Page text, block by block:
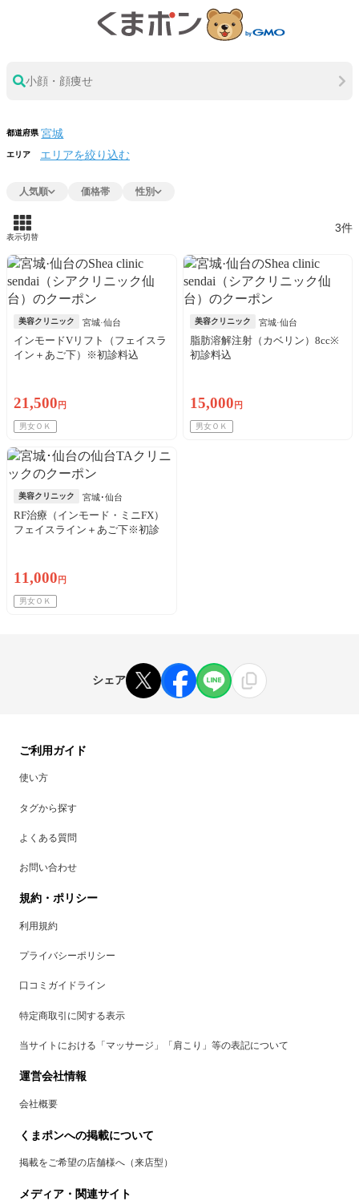
小顔・顔痩せ
都道府県
エリア エリアを絞り込む
人気順 価格帯 性別
表示切替
3件
美容クリニック 宮城·仙台
インモードVリフト（フェイスラ
イン＋あご下）※初診料込
21,500 円
男女ＯＫ
美容クリニック 宮城·仙台
脂肪溶解注射（カベリン）8cc※
初診料込
15,000 円
男女ＯＫ
美容クリニック 宮城･仙台
RF治療（インモード・ミニFX）
フェイスライン＋あご下※初診
11,000 円
男女ＯＫ
シェア
ご利用ガイド
使い方
タグから探す
よくある質問
お問い合わせ
規約・ポリシー
利用規約
プライバシーポリシー
口コミガイドライン
特定商取引に関する表示
当サイトにおける「マッサージ」「肩こり」等の表記について
運営会社情報
会社概要
くまポンへの掲載について
掲載をご希望の店舗様へ（来店型）
メディア・関連サイト